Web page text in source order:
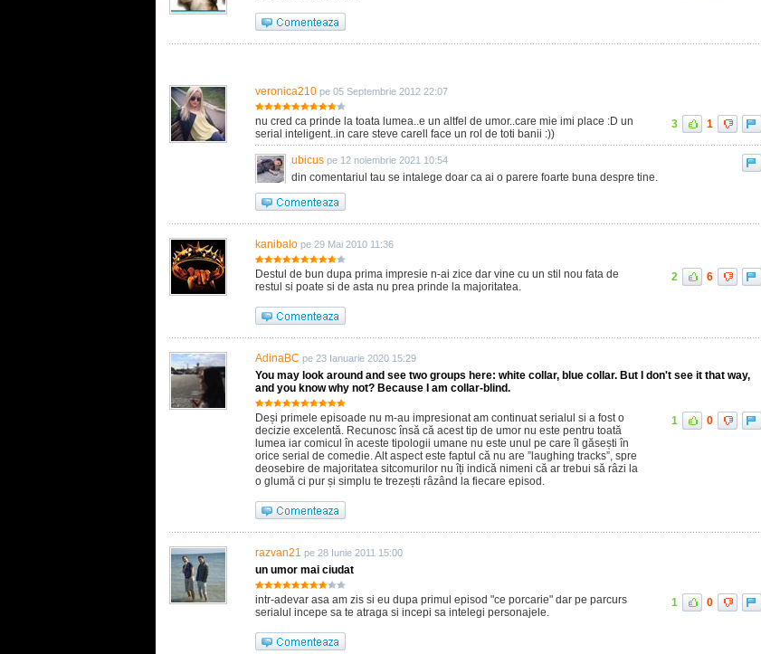
veronica210 pe 05 Septembrie 2012 22:07
nu cred ca prinde la toata lumea..e un altfel de umor..care mie imi place :D un
serial inteligent..in care steve carell face un rol de toti banii :))
3 1
ubicus pe 12 noiembrie 2021 10:54
din comentariul tau se intalege doar ca ai o parere foarte buna despre tine.
kanibalo pe 29 Mai 2010 11:36
Destul de bun dupa prima impresie n-ai zice dar vine cu un stil nou fata de
restul si poate si de asta nu prea prinde la majoritatea.
2 6
AdinaBC pe 23 Ianuarie 2020 15:29
You may look around and see two groups here: white collar, blue collar. But I don't see it that way,
and you know why not? Because I am collar-blind.
Deși primele episoade nu m-au impresionat am continuat serialul si a fost o
decizie excelentă. Recunosc însă că acest tip de umor nu este pentru toată
lumea iar comicul în aceste tipologii umane nu este unul pe care îl găsești în
orice serial de comedie. Alt aspect este faptul că nu are ”laughing tracks”, spre
deosebire de majoritatea sitcomurilor nu îți indică nimeni că ar trebui să râzi la
o glumă ci pur și simplu te trezești râzând la fiecare episod.
1 0
razvan21 pe 28 Iunie 2011 15:00
un umor mai ciudat
intr-adevar asa am zis si eu dupa primul episod "ce porcarie" dar pe parcurs
serialul incepe sa te atraga si incepi sa intelegi personajele.
1 0